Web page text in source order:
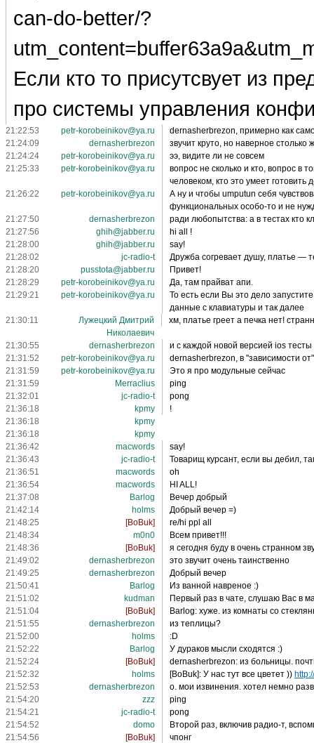
can-do-better/?
Если кто то присутсвует из
про системы управления
21:22:53 petr-korobeinikov@ya.ru
dernasherbrezon, примерно как
21:24:09
dernasherbrezon
звучит круто, но наверное
21:24:24
petr-korobeinikov@ya.ru
ээ, видите ли не совсем
21:25:33
petr-korobeinikov@ya.ru
вопрос не сколько и кто, вопрос в
человеком, кто это умеет готовить
21:26:22
petr-korobeinikov@ya.ru
А ну и чтобы umputun себя
функциональных особо-то и не
21:27:50
dernasherbrezon
ради любопытства: а в тестах кто
21:27:56
ghih@jabber.ru
hi all !
21:28:00
ghih@jabber.ru
say!
21:28:02
jc-radio-t
Дружба согревает душу, платье —
21:28:20
pusstota@jabber.ru
Привет!
21:28:29
petr-korobeinikov@ya.ru
Да, там прайват апи.
21:29:21
petr-korobeinikov@ya.ru
То есть если Вы это дело
данные с клавиатуры и так далее
21:30:11
Лужецкий Дмитрий
Николаевич
хм, платье греет а печка нет!
21:30:55 dernasherbrezon
и с каждой новой версией ios
21:31:52
petr-korobeinikov@ya.ru
dernasherbrezon, в "зависимости
21:31:59
petr-korobeinikov@ya.ru
Это я про модульные сейчас
21:31:59
Merraclius
ping
21:32:01
jc-radio-t
pong
21:36:18
kpmy
!
21:36:18
kpmy
21:36:18
kpmy
21:36:42
macwords
say!
21:36:43
jc-radio-t
Товарищ курсант, если вы дебил,
21:36:51
macwords
oh
21:36:54
macwords
HI ALL!
21:37:08
Barlog
Вечер добрый
21:42:14
holms
Добрый вечер =)
21:48:25
[BoBuk]
re/hi ppl all
21:48:34
m0n0
Всем привет!!!
21:48:36
[BoBuk]
я сегодня буду в очень странном
21:49:02
dernasherbrezon
это звучит очень таинственно
21:49:25
dernasherbrezon
Добрый вечер
21:50:41
Barlog
Из ванной навреное :)
21:51:02
kudman
Первый раз в чате, слушаю Вас в
21:51:04
[BoBuk]
Barlog: хуже. из комнаты со
21:51:55
dernasherbrezon
из теплицы?
21:52:00
holms
:D
21:52:22
Barlog
У дураков мысли сходятся :)
21:52:24
[BoBuk]
dernasherbrezon: из больницы.
21:52:32
holms [BoBuk]: У нас тут все цветет ))
21:52:53
dernasherbrezon
о. мои извинения. хотел немно
21:54:20
zzz
ping
21:54:21
jc-radio-t
pong
21:54:52
domo
Второй раз, включив радио-т,
21:54:56
[BoBuk]
чпонг